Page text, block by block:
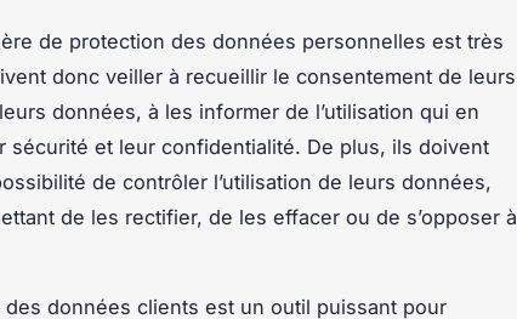
de protection des données personnelles est très
donc veiller à recueillir le consentement de leurs
données, à les informer de l’utilisation qui en
sécurité et leur confidentialité. De plus, ils doivent
de contrôler l’utilisation de leurs données,
de les rectifier, de les effacer ou de s’opposer à
des données clients est un outil puissant pour